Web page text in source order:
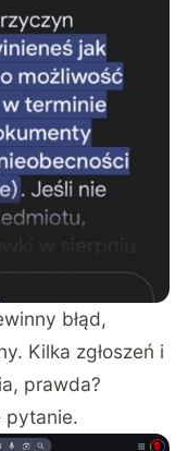
błąd,
Kilka zgłoszeń i
prawda?
pytanie.